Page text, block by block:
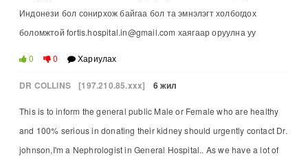
Индонези бол сонирхож байгаа бол та эмнэлэгт холбогдох
боломжтой fortis.hospital.in@gmail.com хаягаар оруулна уу
0 0 Хариулах
DR COLLINS [197.210.85.xxx] 6 жил
This is to inform the general public Male or Female who are healthy
and 100% serious in donating their kidney should urgently contact Dr.
johnson,I'm a Nephrologist in General Hospital.. As we have a lot of